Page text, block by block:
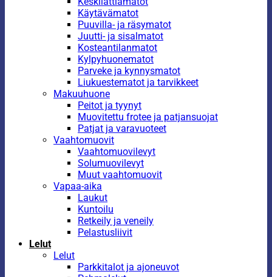
Käytävämatot
Puuvilla- ja räsymatot
Juutti- ja sisalmatot
Kosteantilanmatot
Kylpyhuonematot
Parveke ja kynnysmatot
Liukuestematot ja tarvikkeet
Makuuhuone
Peitot ja tyynyt
Muovitettu frotee ja patjansuojat
Patjat ja varavuoteet
Vaahtomuovit
Vaahtomuovilevyt
Solumuovilevyt
Muut vaahtomuovit
Vapaa-aika
Laukut
Kuntoilu
Retkeily ja veneily
Pelastusliivit
Lelut
Lelut
Parkkitalot ja ajoneuvot